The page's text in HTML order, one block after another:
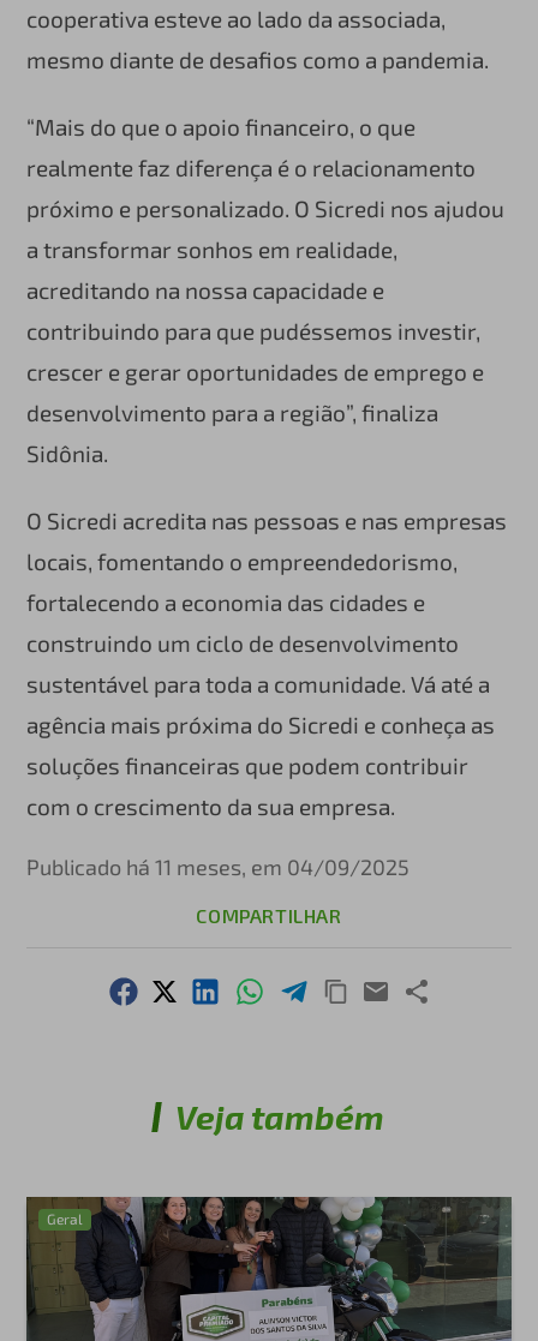
cooperativa esteve ao lado da associada,
mesmo diante de desafios como a pandemia.
“Mais do que o apoio financeiro, o que
realmente faz diferença é o relacionamento
próximo e personalizado. O Sicredi nos ajudou
a transformar sonhos em realidade,
acreditando na nossa capacidade e
contribuindo para que pudéssemos investir,
crescer e gerar oportunidades de emprego e
desenvolvimento para a região”, finaliza
Sidônia.
O Sicredi acredita nas pessoas e nas empresas
locais, fomentando o empreendedorismo,
fortalecendo a economia das cidades e
construindo um ciclo de desenvolvimento
sustentável para toda a comunidade. Vá até a
agência mais próxima do Sicredi e conheça as
soluções financeiras que podem contribuir
com o crescimento da sua empresa.
Publicado há 11 meses, em 04/09/2025
COMPARTILHAR
Veja também
Geral